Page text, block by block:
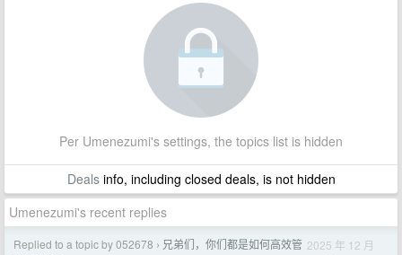
Per Umenezumi's settings, the topics list is hidden
Dealsinfo, including closed deals, is not hidden
Umenezumi's recent replies
Replied to a topic by 052678 › 兄弟们，你们都是如何高效管 2025 年 12 月